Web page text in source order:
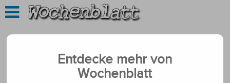
Entdecke mehr von
Wochenblatt